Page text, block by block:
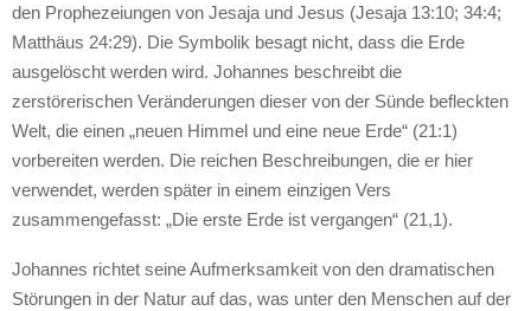
den Prophezeiungen von Jesaja und Jesus (Jesaja 13:10; 34:4;
Matthäus 24:29). Die Symbolik besagt nicht, dass die Erde
ausgelöscht werden wird. Johannes beschreibt die
zerstörerischen Veränderungen dieser von der Sünde befleckten
Welt, die einen „neuen Himmel und eine neue Erde“ (21:1)
vorbereiten werden. Die reichen Beschreibungen, die er hier
verwendet, werden später in einem einzigen Vers
zusammengefasst: „Die erste Erde ist vergangen“ (21,1).
Johannes richtet seine Aufmerksamkeit von den dramatischen
Störungen in der Natur auf das, was unter den Menschen auf der